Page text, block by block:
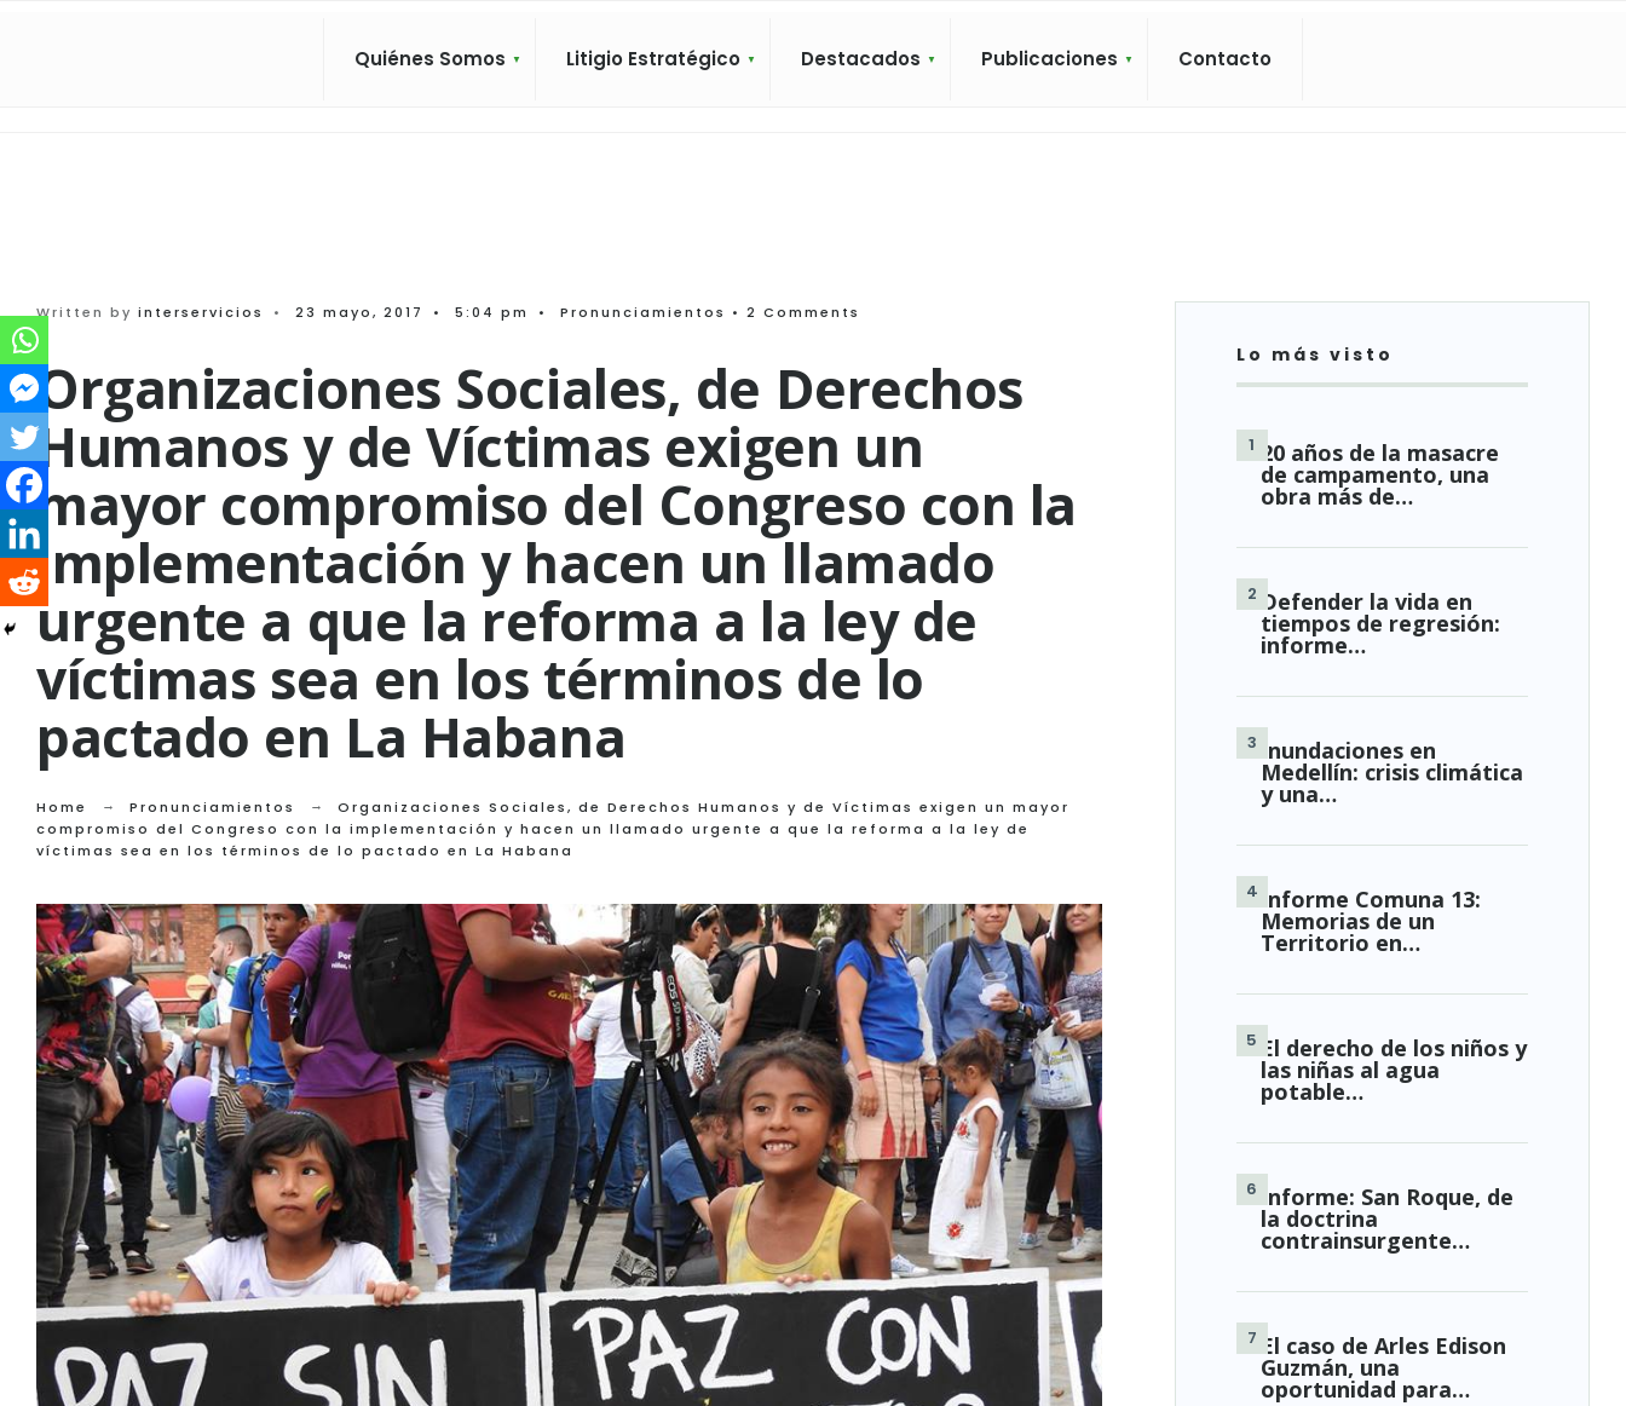
Quiénes Somos Litigio Estratégico Destacados Publicaciones Contacto
Written by interservicios • 23 mayo, 2017 • 5:04 pm • Pronunciamientos • 2 Comments
Organizaciones Sociales, de Derechos
Humanos y de Víctimas exigen un
mayor compromiso del Congreso con la
implementación y hacen un llamado
urgente a que la reforma a la ley de
víctimas sea en los términos de lo
pactado en La Habana
Home Pronunciamientos
Organizaciones Sociales, de Derechos Humanos y de Víctimas exigen un mayor
compromiso del Congreso con la implementación y hacen un llamado urgente a que la reforma a la ley de
víctimas sea en los términos de lo pactado en La Habana
Lo más visto
20 años de la masacre
de campamento, una
obra más de…
Defender la vida en
tiempos de regresión:
informe…
Inundaciones en
Medellín: crisis climática
y una…
Informe Comuna 13:
Memorias de un
Territorio en…
El derecho de los niños y
las niñas al agua
potable…
Informe: San Roque, de
la doctrina
contrainsurgente…
El caso de Arles Edison
Guzmán, una
oportunidad para…